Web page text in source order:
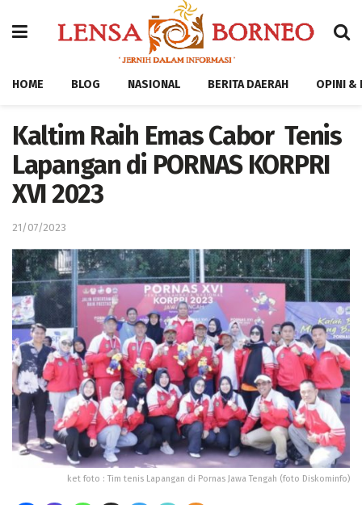
HOME BLOG NASIONAL BERITA DAERAH OPINI &
Kaltim Raih Emas Cabor Tenis
Lapangan di PORNAS KORPRI
XVI 2023
21/07/2023
ket foto : Tim tenis Lapangan di Pornas Jawa Tengah (foto Diskominfo)